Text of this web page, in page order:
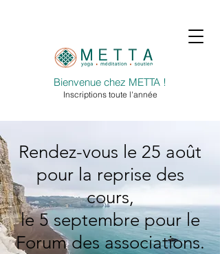
Bienvenue chez METTA !
Inscriptions toute l'année
Rendez-vous le 25 août
pour la reprise des
cours,
le 5 septembre pour le
Forum des associations.